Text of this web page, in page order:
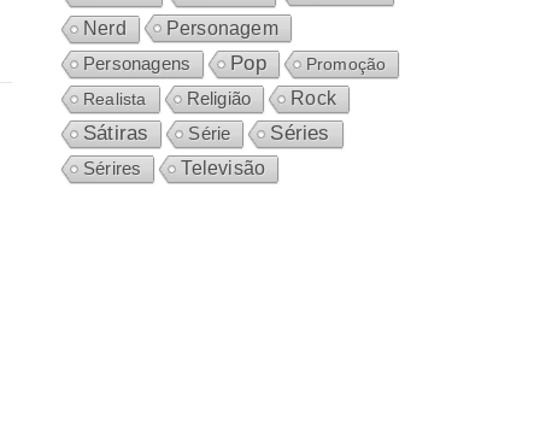
Nerd Personagem
Personagens Pop
Promoção
Realista
Religião Rock
Sátiras Série Séries
Sérires Televisão